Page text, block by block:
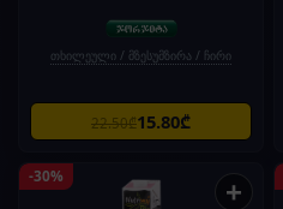
თხილეული / მზესუმზირა / ჩირი
22.50₾15.80₾
-30% +